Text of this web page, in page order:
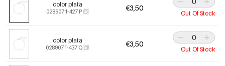
color plata
0289071-427 P €3,50
Out Of Stock
color plata
0289071-437 Q €3,50
Out Of Stock